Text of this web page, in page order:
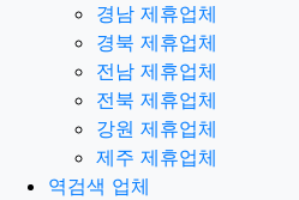
경남 제휴업체
경북 제휴업체
전남 제휴업체
전북 제휴업체
강원 제휴업체
제주 제휴업체
역검색 업체